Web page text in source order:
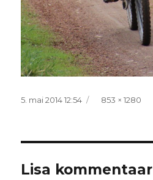
Postitatud
5. mai 2014 12:54 Täissuurus
853 × 1280
Lisa kommentaar